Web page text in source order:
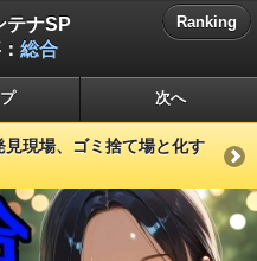
テナSP
総合
Ranking
次へ
見現場、ゴミ捨て場と化す